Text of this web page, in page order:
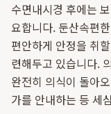
수면내시경 후에는
요합니다. 둔산속편
편안하게 안정을 취
련해두고 있습니다.
완전히 의식이 돌아
가를 안내하는 등 세